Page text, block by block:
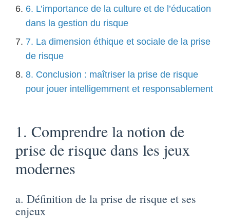
6. L’importance de la culture et de l’éducation
dans la gestion du risque
7. La dimension éthique et sociale de la prise
de risque
8. Conclusion : maîtriser la prise de risque
pour jouer intelligemment et responsablement
1. Comprendre la notion de
prise de risque dans les jeux
modernes
a. Définition de la prise de risque et ses
enjeux